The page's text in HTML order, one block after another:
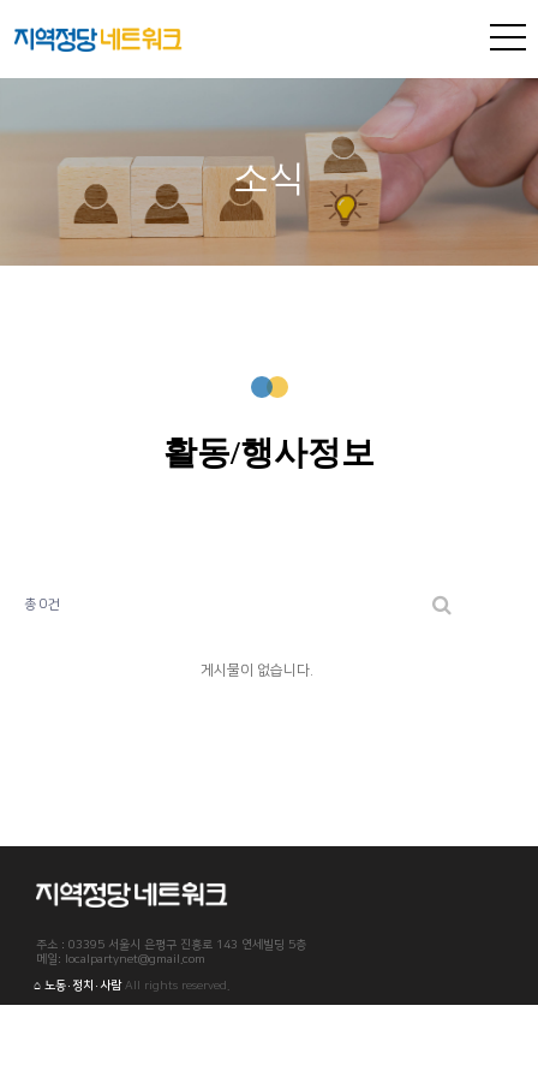
소식
활동/행사정보
총 0건
게시물이 없습니다.
주소 : 03395 서울시 은평구 진흥로 143 연세빌딩 5층
메일: localpartynet@gmail.com
⌂ 노동·정치·사람All rights reserved.